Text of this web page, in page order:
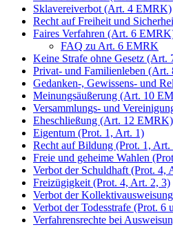
Sklavereiverbot (Art. 4 EMRK)
Recht auf Freiheit und
Faires Verfahren (Art. 6
FAQ zu Art. 6 EMRK
Keine Strafe ohne Gesetz
Privat- und Familienleben
Gedanken-, Gewissens- und
Meinungsäußerung (Art. 10
Versammlungs- und
Eheschließung (Art. 12 EMRK)
Eigentum (Prot. 1, Art. 1)
Recht auf Bildung (Prot. 1, Art.
Freie und geheime Wahlen
Verbot der Schuldhaft (Prot. 4,
Freizügigkeit (Prot. 4, Art. 2, 3)
Verbot der
Verbot der Todesstrafe (Prot. 6
Verfahrensrechte bei